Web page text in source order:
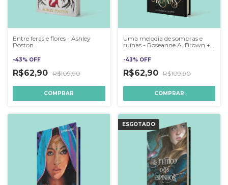
Entre feras e flores - Ashley
Poston
-43% OFF
R$62,90 R$109,90
Uma melodia de sombras e
ruínas - Roseanne A. Brown +
-43% OFF
R$62,90 R$109,90
ESGOTADO